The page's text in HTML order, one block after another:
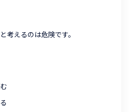
考えるのは危険です。